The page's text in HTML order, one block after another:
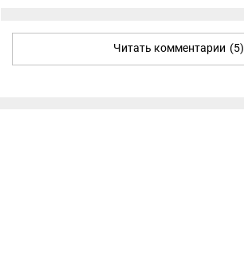
Читать комментарии (5)